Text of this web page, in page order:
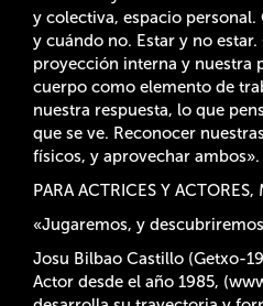
y colectiva, espacio
y cuándo no. Estar y no
proyección interna y nuestra
cuerpo como elemento de
nuestra respuesta, lo que
que se ve. Reconocer
físicos, y aprovechar ambos».
PARA ACTRICES Y
«Jugaremos, y
Josu Bilbao Castillo (Getxo-
Actor desde el año 1985,